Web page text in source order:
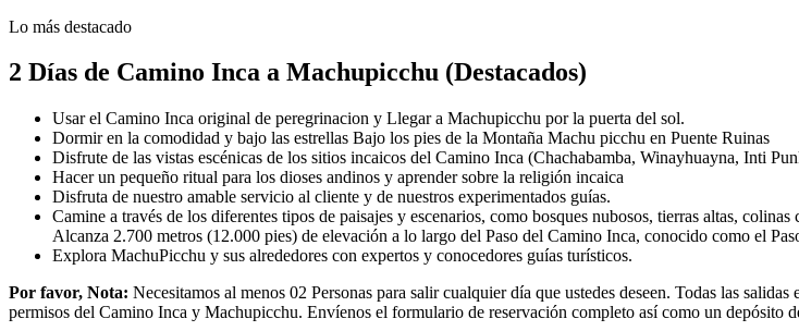
Lo más destacado
2 Días de Camino Inca a Machupicchu (Destacados)
Usar el Camino Inca original de peregrinacion y Llegar a Machupicchu por la puerta del sol.
Dormir en la comodidad y bajo las estrellas Bajo los pies de la Montaña Machu picchu en Puente Ruinas
Disfrute de las vistas escénicas de los sitios incaicos del Camino Inca (Chachabamba, Winayhuayna, Inti
Hacer un pequeño ritual para los dioses andinos y aprender sobre la religión incaica
Disfruta de nuestro amable servicio al cliente y de nuestros experimentados guías.
Camine a través de los diferentes tipos de paisajes y escenarios, como bosques nubosos, tierras altas,
Alcanza 2.700 metros (12.000 pies) de elevación a lo largo del Paso del Camino Inca, conocido como el
Explora MachuPicchu y sus alrededores con expertos y conocedores guías turísticos.
Por favor, Nota: Necesitamos al menos 02 Personas para salir cualquier día que ustedes deseen. Todas las
permisos del Camino Inca y Machupicchu. Envíenos el formulario de reservación completo así como un depósito